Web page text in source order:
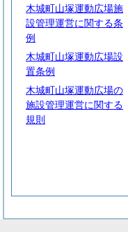
木城町山塚運動広場施
設管理運営に関する条
例
木城町山塚運動広場設
置条例
木城町山塚運動広場の
施設管理運営に関する
規則